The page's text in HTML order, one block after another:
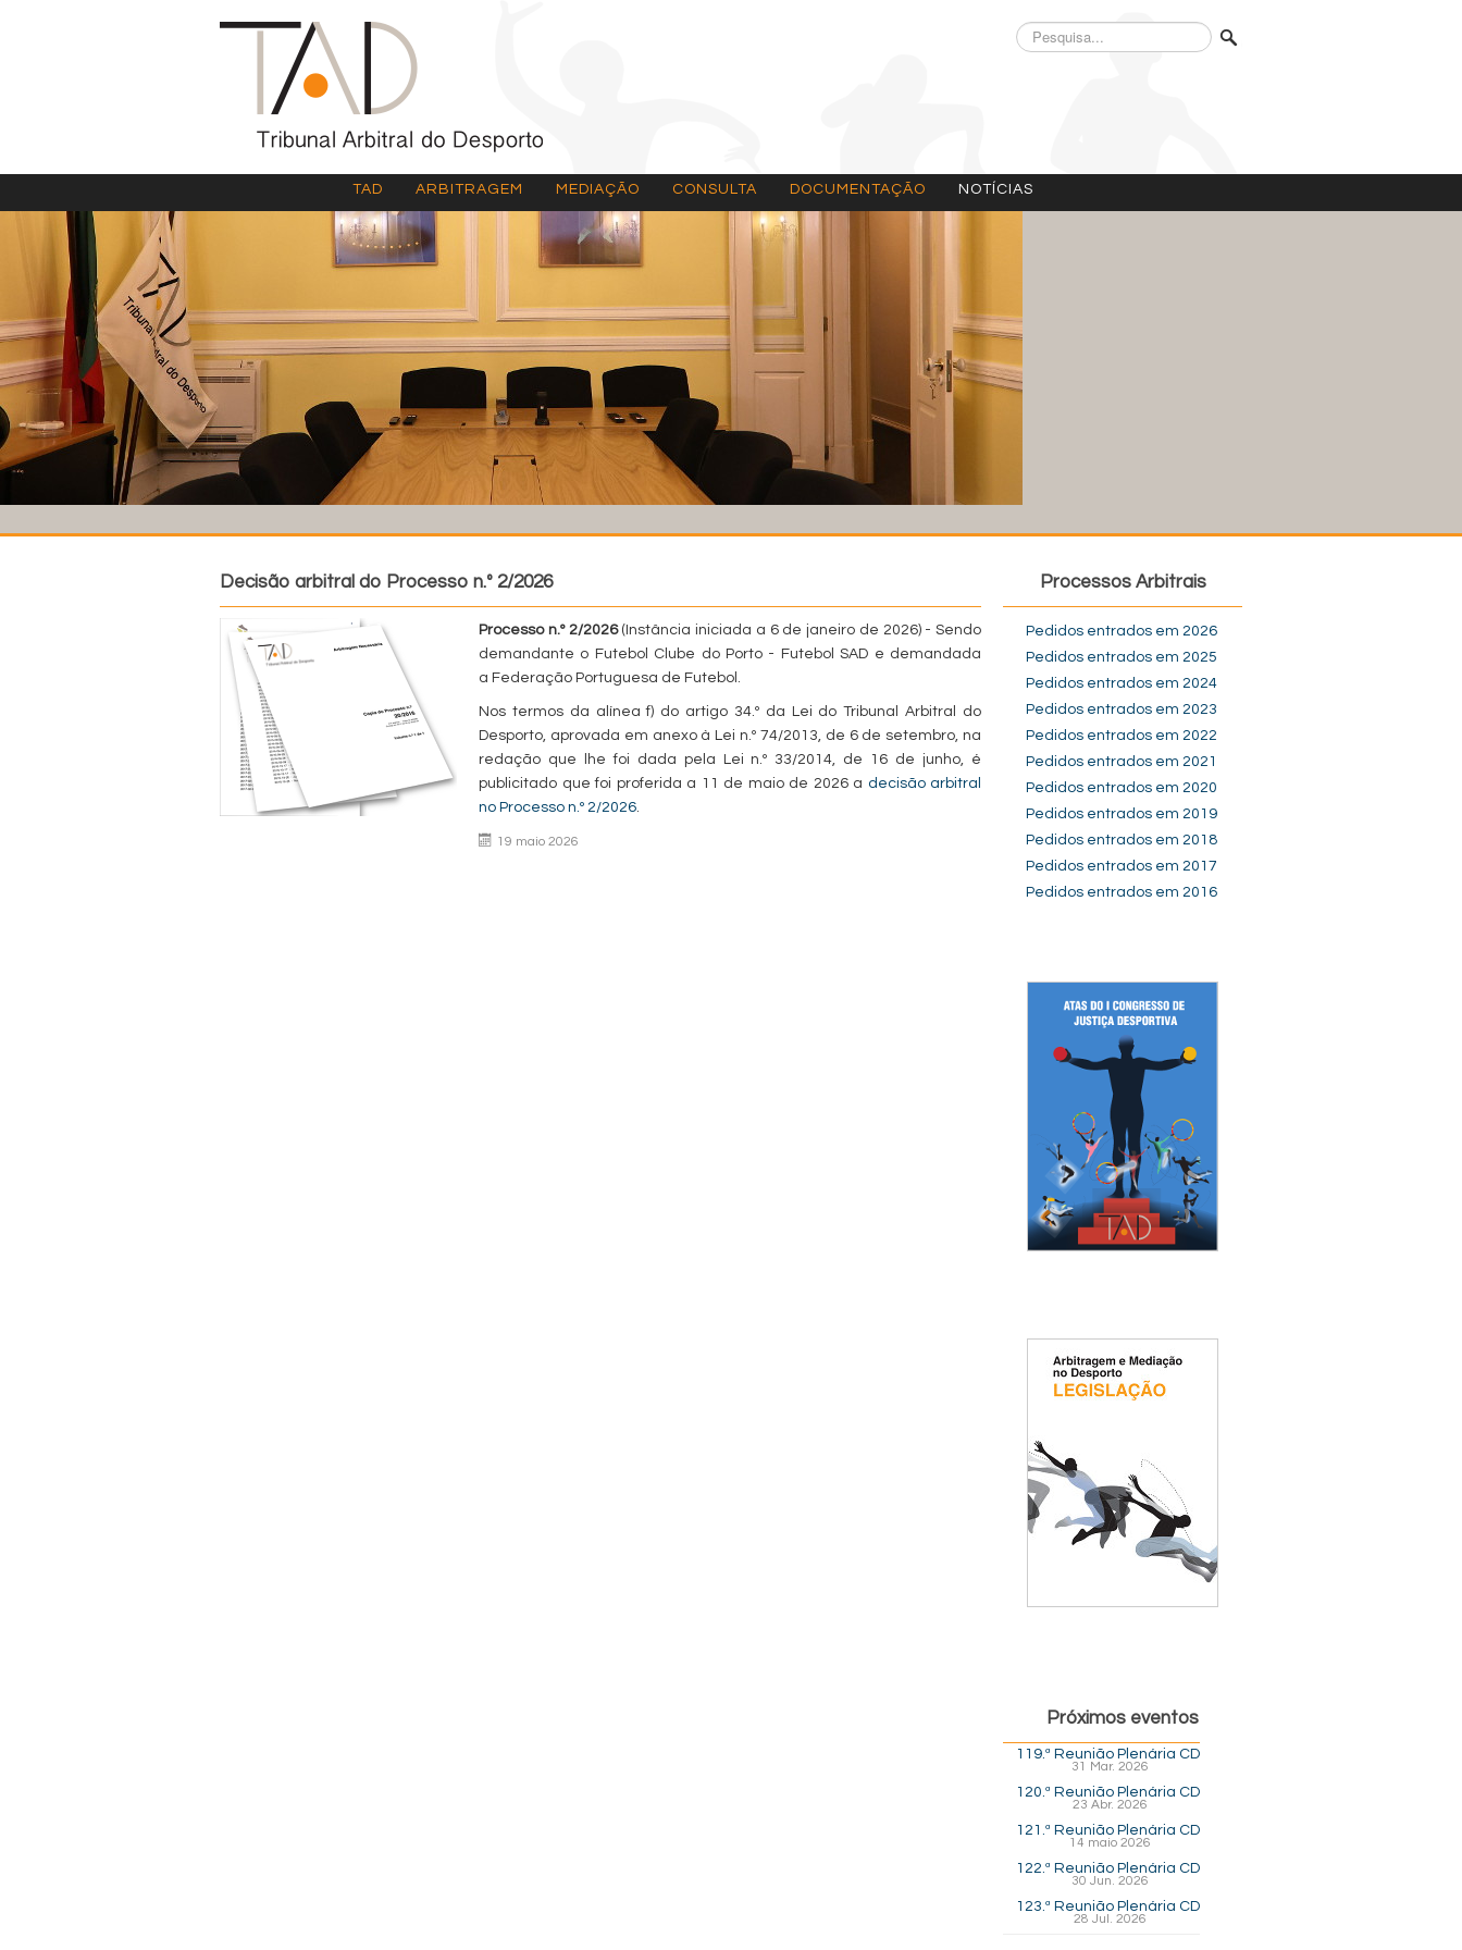
Pesquisa...
TAD ARBITRAGEM MEDIAÇÃO CONSULTA DOCUMENTAÇÃO NOTÍCIAS
Decisão arbitral do Processo n.º 2/2026
Processo n.º 2/2026(Instância iniciada a 6 de janeiro de 2026) - Sendo
demandante o Futebol Clube do Porto - Futebol SAD e demandada
a Federação Portuguesa de Futebol.
Nos termos da alínea f) do artigo 34.º da Lei do Tribunal Arbitral do
Desporto, aprovada em anexo à Lei n.º 74/2013, de 6 de setembro, na
redação que lhe foi dada pela Lei n.º 33/2014, de 16 de junho, é
publicitado que foi proferida a 11 de maio de 2026 a decisão arbitral
no Processo n.º 2/2026.
19 maio 2026
Processos Arbitrais
Pedidos entrados em 2026
Pedidos entrados em 2025
Pedidos entrados em 2024
Pedidos entrados em 2023
Pedidos entrados em 2022
Pedidos entrados em 2021
Pedidos entrados em 2020
Pedidos entrados em 2019
Pedidos entrados em 2018
Pedidos entrados em 2017
Pedidos entrados em 2016
Próximos eventos
119.ª Reunião Plenária CD
31 Mar. 2026
120.ª Reunião Plenária CD
23 Abr. 2026
121.ª Reunião Plenária CD
14 maio 2026
122.ª Reunião Plenária CD
30 Jun. 2026
123.ª Reunião Plenária CD
28 Jul. 2026